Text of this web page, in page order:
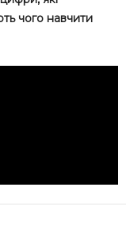
чого навчити